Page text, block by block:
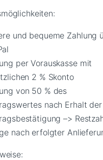
und bequeme Zahlung
per Vorauskasse mit
2 % Skonto
von 50 % des
nach Erhalt der
–>
nach erfolgter